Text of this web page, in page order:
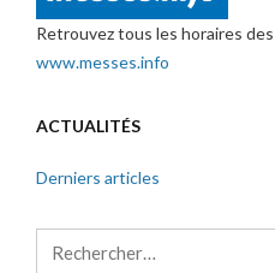
Retrouvez tous les horaires
www.messes.info
ACTUALITÉS
Derniers articles